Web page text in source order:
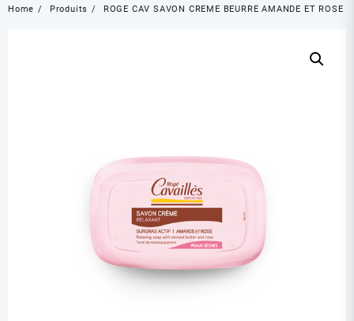
Home Produits ROGE CAV SAVON CREME BEURRE AMANDE ET ROSE